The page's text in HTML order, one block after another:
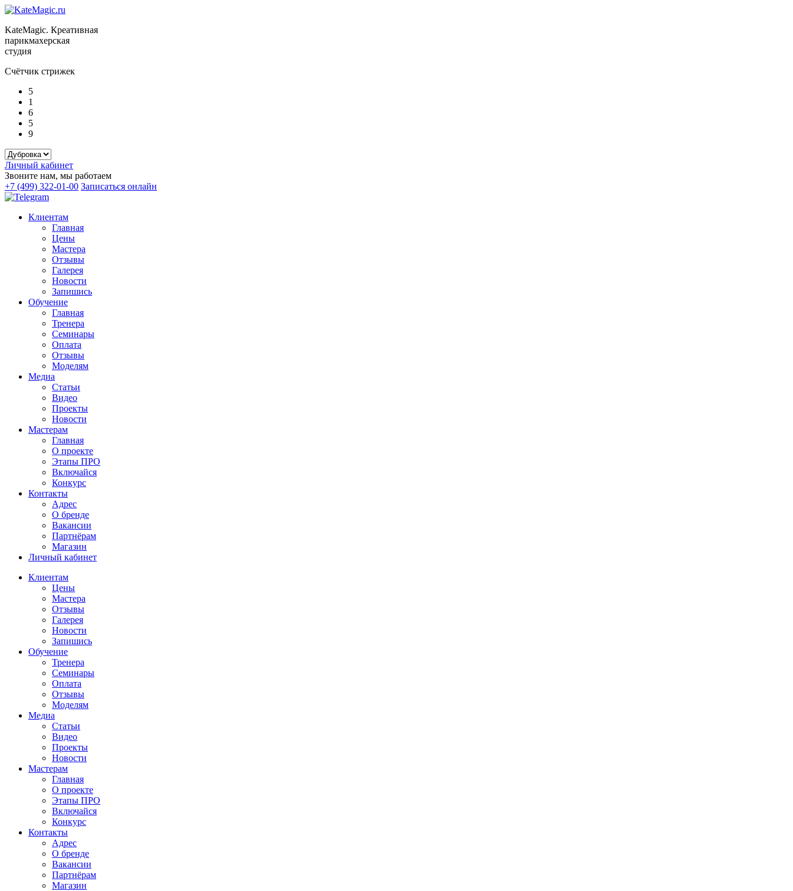
KateMagic. Креативная
парикмахерская
студия
Счётчик стрижек
5
1
6
5
9
Личный кабинет
Звоните нам, мы работаем
+7 (499) 322-01-00 Записаться онлайн
Клиентам
Главная
Цены
Мастера
Отзывы
Галерея
Новости
Запишись
Обучение
Главная
Тренера
Семинары
Оплата
Отзывы
Моделям
Медиа
Статьи
Видео
Проекты
Новости
Мастерам
Главная
О проекте
Этапы ПРО
Включайся
Конкурс
Контакты
Адрес
О бренде
Вакансии
Партнёрам
Магазин
Личный кабинет
Клиентам
Цены
Мастера
Отзывы
Галерея
Новости
Запишись
Обучение
Тренера
Семинары
Оплата
Отзывы
Моделям
Медиа
Статьи
Видео
Проекты
Новости
Мастерам
Главная
О проекте
Этапы ПРО
Включайся
Конкурс
Контакты
Адрес
О бренде
Вакансии
Партнёрам
Магазин